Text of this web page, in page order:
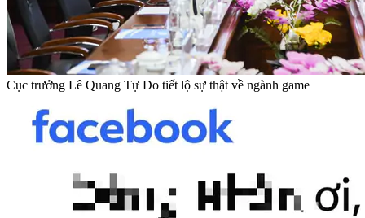
Cục trưởng Lê Quang Tự Do tiết lộ sự thật về ngành game